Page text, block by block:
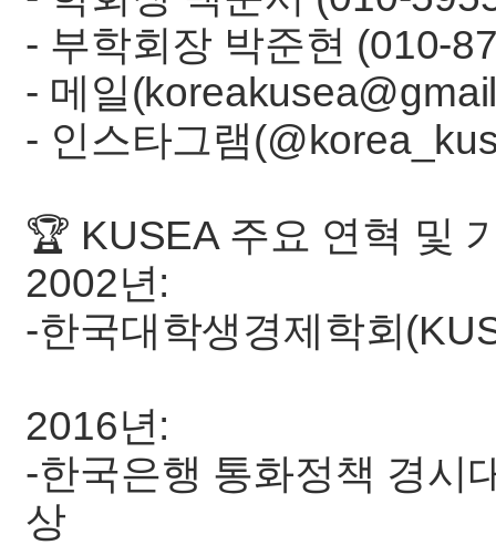
- 부학회장 박준현 (010-
- 메일
- 인스타그램
🏆 KUSEA 주요 연혁 및
2002년:
-한국대학생경제학회
2016년:
-한국은행 통화정책 경시
상